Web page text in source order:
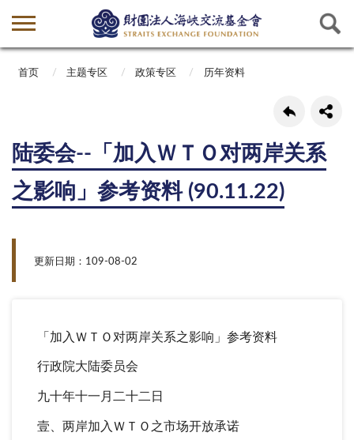
首页 主题专区 政策专区 历年资料
陆委会--「加入ＷＴＯ对两岸关系
之影响」参考资料 (90.11.22)
更新日期：109-08-02
「加入ＷＴＯ对两岸关系之影响」参考资料
行政院大陆委员会
九十年十一月二十二日
壹、两岸加入ＷＴＯ之市场开放承诺